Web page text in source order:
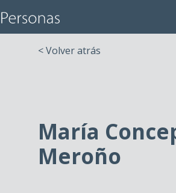
< Volver atrás
María
Meroño